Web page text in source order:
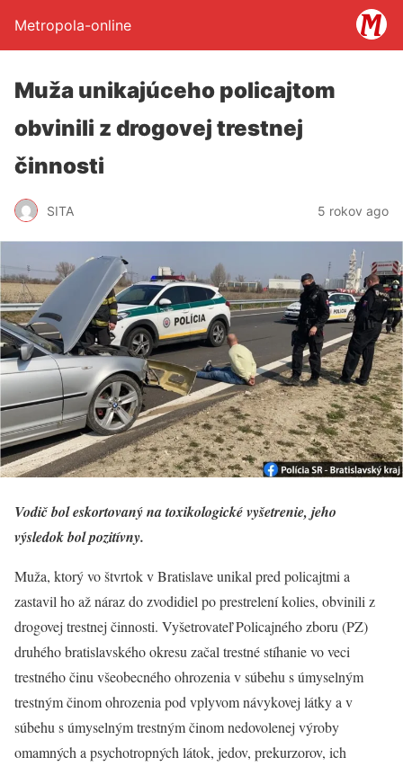
Metropola-online
Muža unikajúceho policajtom
obvinili z drogovej trestnej
činnosti
SITA 5 rokov ago
Vodič bol eskortovaný na toxikologické vyšetrenie, jeho
výsledok bol pozitívny.
Muža, ktorý vo štvrtok v Bratislave unikal pred policajtmi a
zastavil ho až náraz do zvodidiel po prestrelení kolies, obvinili z
drogovej trestnej činnosti. Vyšetrovateľ Policajného zboru (PZ)
druhého bratislavského okresu začal trestné stíhanie vo veci
trestného činu všeobecného ohrozenia v súbehu s úmyselným
trestným činom ohrozenia pod vplyvom návykovej látky a v
súbehu s úmyselným trestným činom nedovolenej výroby
omamných a psychotropných látok, jedov, prekurzorov, ich